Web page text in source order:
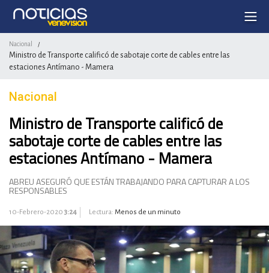
Nacional /
Ministro de Transporte calificó de sabotaje corte de cables entre las
estaciones Antímano - Mamera
Nacional
Ministro de Transporte calificó de
sabotaje corte de cables entre las
estaciones Antímano - Mamera
ABREU ASEGURÓ QUE ESTÁN TRABAJANDO PARA CAPTURAR A LOS
RESPONSABLES
10-Febrero-2020 3:24 Lectura: Menos de un minuto